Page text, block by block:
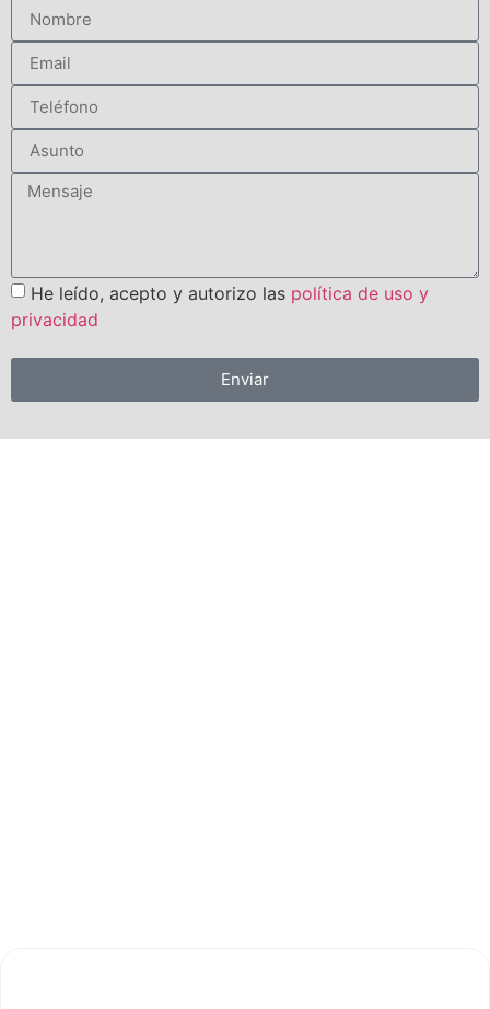
He leído, acepto y autorizo las política de uso y
privacidad
Enviar